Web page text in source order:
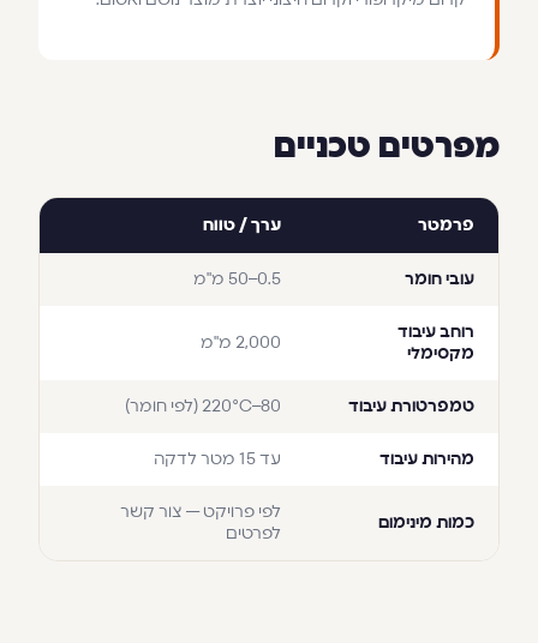
מפרטים טכניים
פרמטר ערך / טווח
עובי חומר 0.5–50 מ"מ
רוחב עיבוד
מקסימלי
2,000 מ"מ
טמפרטורת עיבוד 80–220°C (לפי חומר)
מהירות עיבוד עד 15 מטר לדקה
כמות מינימום
לפי פרויקט — צור קשר
לפרטים